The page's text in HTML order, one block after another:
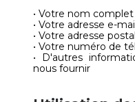
• Votre nom complet
• Votre adresse e-
• Votre adresse
• Votre numéro de
• D'autres
nous fournir